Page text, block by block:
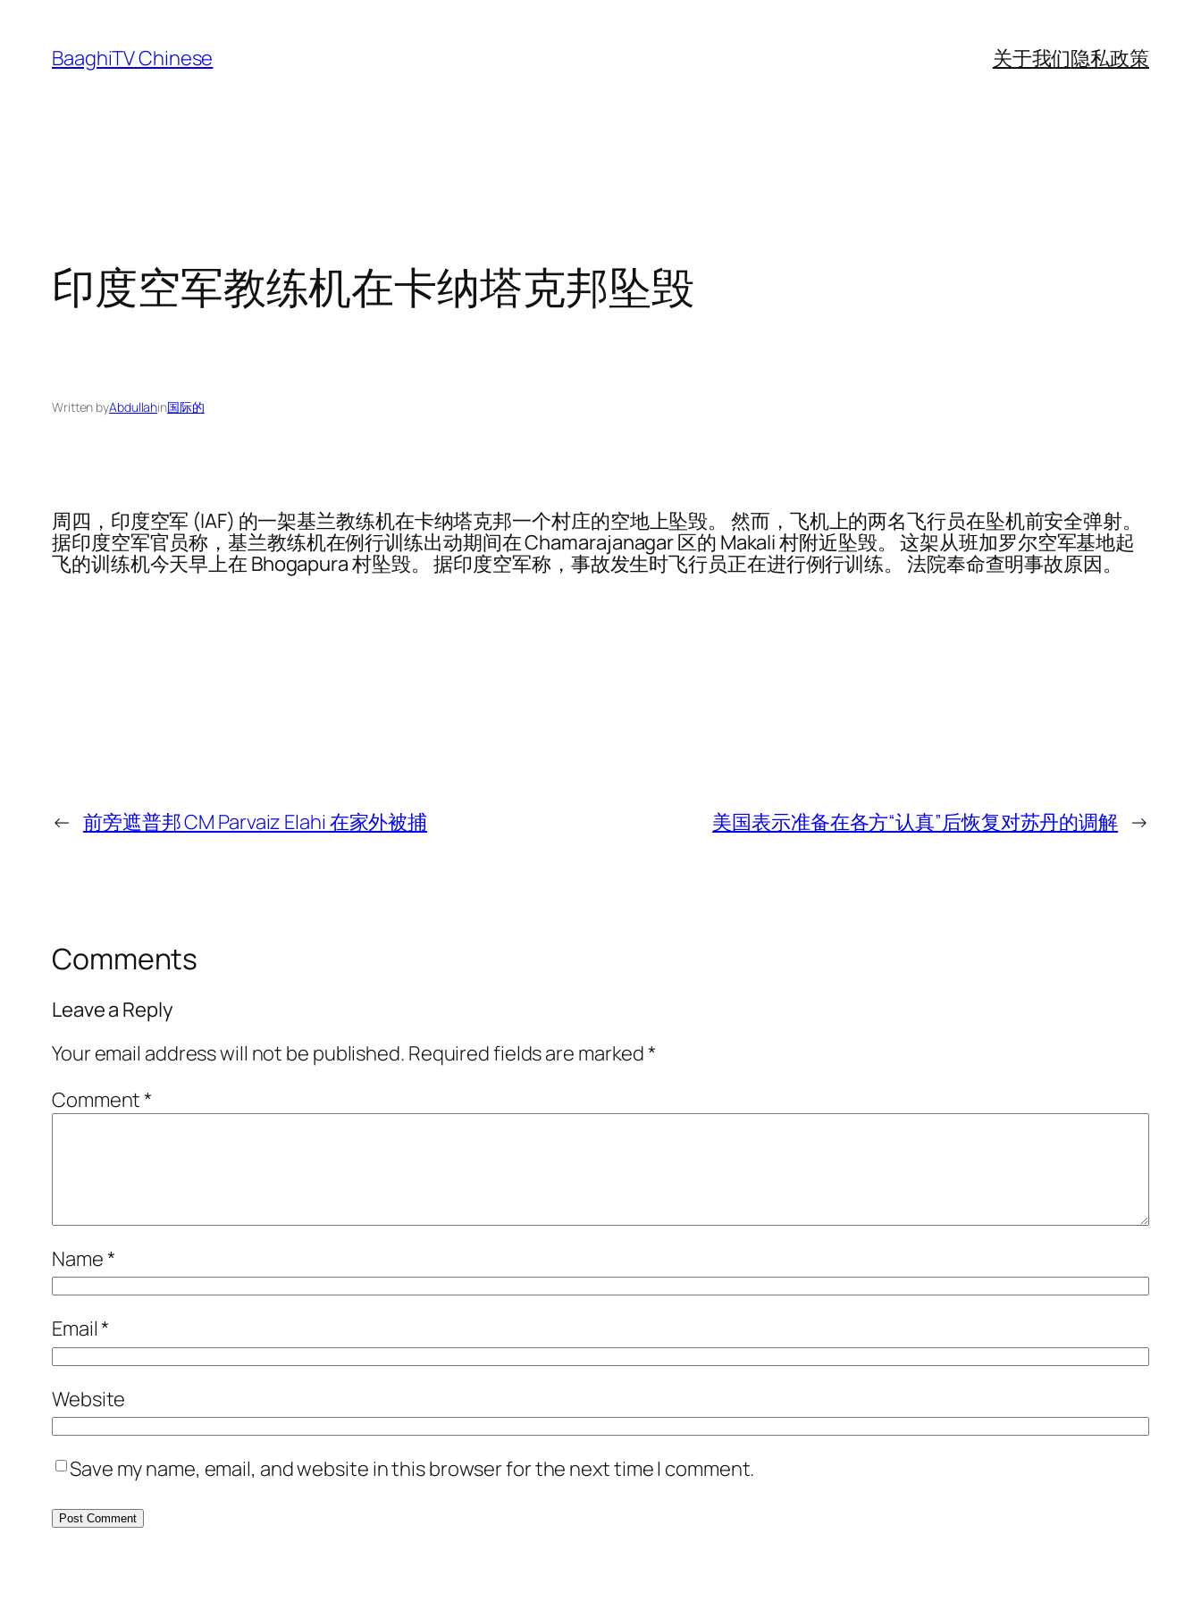
content
BaaghiTV Chinese 关于我们隐私政策
印度空军教练机在卡纳塔克邦坠毁
Written byAbdullahin国际的
周四，印度空军 (IAF) 的一架基兰教练机在卡纳塔克邦一个村庄的空地上坠毁。 然而，飞机上的两名飞行员在坠机前安全弹射。
据印度空军官员称，基兰教练机在例行训练出动期间在 Chamarajanagar 区的 Makali 村附近坠毁。 这架从班加罗尔空军基地起
飞的训练机今天早上在 Bhogapura 村坠毁。 据印度空军称，事故发生时飞行员正在进行例行训练。 法院奉命查明事故原因。
← 前旁遮普邦 CM Parvaiz Elahi 在家外被捕 美国表示准备在各方“认真”后恢复对苏丹的调解 →
Comments
Leave a Reply
Your email address will not be published. Required fields are marked*
Comment*
Name*
Email*
Website
Save my name, email, and website in this browser for the next time I comment.